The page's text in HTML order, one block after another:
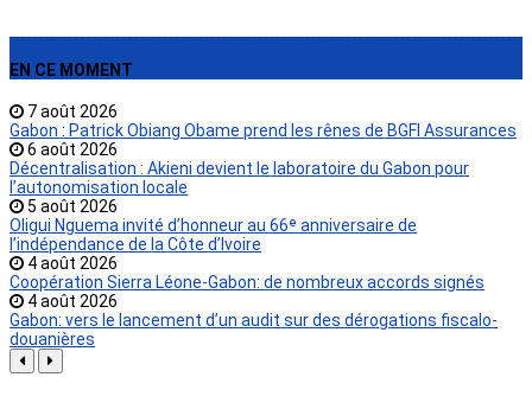
EN CE MOMENT
7 août 2026
Gabon : Patrick Obiang Obame prend les rênes de BGFI Assurances
6 août 2026
Décentralisation : Akieni devient le laboratoire du Gabon pour
l’autonomisation locale
5 août 2026
Oligui Nguema invité d’honneur au 66ᵉ anniversaire de
l’indépendance de la Côte d’Ivoire
4 août 2026
Coopération Sierra Léone-Gabon: de nombreux accords signés
4 août 2026
Gabon: vers le lancement d’un audit sur des dérogations fiscalo-
douanières